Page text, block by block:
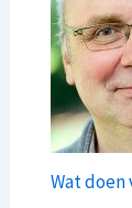
Wat doen